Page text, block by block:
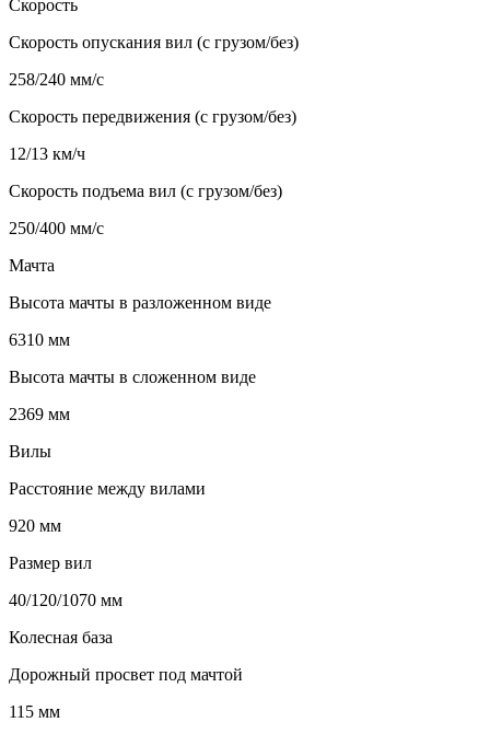
Скорость
Скорость опускания вил (с грузом/без)
258/240 мм/с
Скорость передвижения (с грузом/без)
12/13 км/ч
Скорость подъема вил (с грузом/без)
250/400 мм/с
Мачта
Высота мачты в разложенном виде
6310 мм
Высота мачты в сложенном виде
2369 мм
Вилы
Расстояние между вилами
920 мм
Размер вил
40/120/1070 мм
Колесная база
Дорожный просвет под мачтой
115 мм